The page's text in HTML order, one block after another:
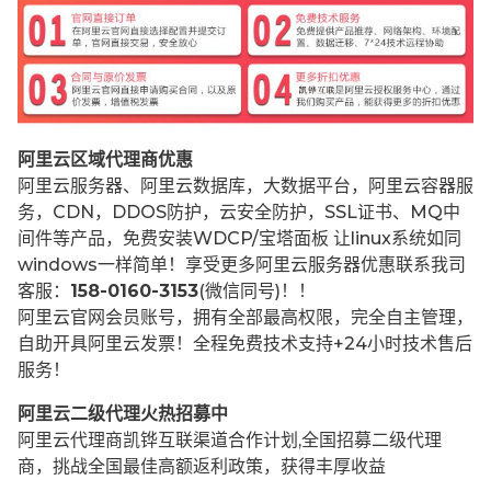
阿里云区域代理商优惠
阿里云服务器、阿里云数据库，大数据平台，阿里云容器服
务，CDN，DDOS防护，云安全防护，SSL证书、MQ中
间件等产品，免费安装WDCP/宝塔面板 让 linux系统如同
windows一样简单！享受更多阿里云服务器优惠联系我司
客服： 158-0160-3153(微信同号)！！
阿里云官网会员账号，拥有全部最高权限，完全自主管理，
自助开具阿里云发票！全程免费技术支持+24小时技术售后
服务！
阿里云二级代理火热招募中
阿里云代理商凯铧互联渠道合作计划,全国招募二级代理
商，挑战全国最佳高额返利政策，获得丰厚收益